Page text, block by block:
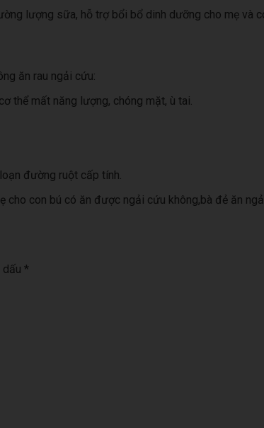
lượng sữa, hỗ trợ bổi bổ dinh dưỡng cho mẹ và
ăn rau ngải cứu:
thể mất năng lượng, chóng mặt, ù tai.
đường ruột cấp tính.
con bú có ăn được ngải cứu không,bà đẻ ăn
*